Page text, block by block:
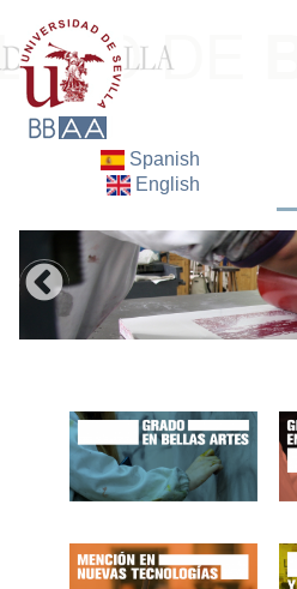
Spanish
English
Buscar